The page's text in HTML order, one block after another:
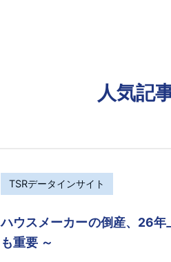
人気記
TSRデータインサイト
ハウスメーカーの倒産、26
も重要 ～